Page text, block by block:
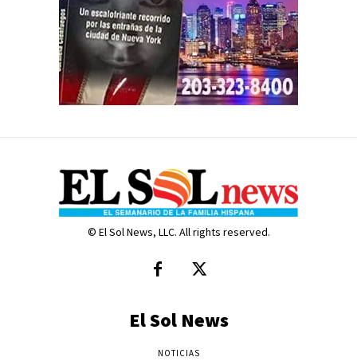
© El Sol News, LLC. All rights reserved.
El Sol News
NOTICIAS